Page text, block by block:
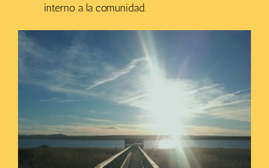
interno a la comunidad.